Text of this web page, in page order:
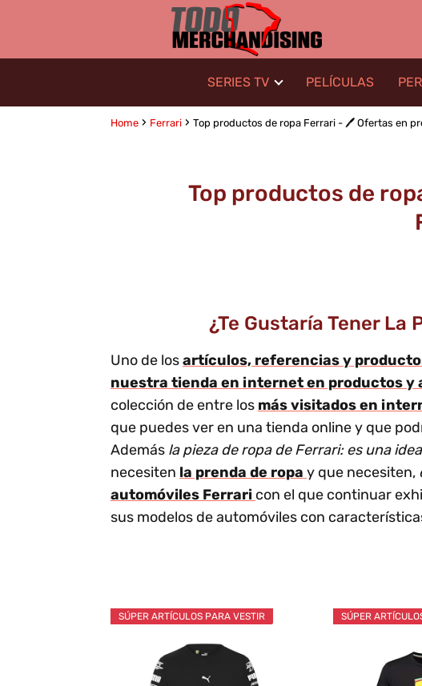
SERIES TV PELÍCULAS
Home Ferrari Top productos de ropa Ferrari - 🖊️ Ofertas en
Top productos de
¿Te Gustaría Tener La
Uno de losartículos, referencias y
nuestra tienda en internet en productos y
colección de entre los más visitados en
que puedes ver en una tienda online y que
Además la pieza de ropa de Ferrari: es una
necesiten la prenda de ropa y que necesiten,
automóviles Ferrari con el que continuar
sus modelos de automóviles con
SÚPER ARTÍCULOS PARA VESTIR SÚPER